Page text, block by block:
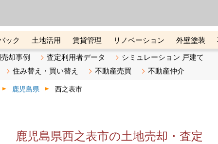
ック 土地活用 賃貸管理 リノベーション 外壁塗装
イン講座
リビンマガジンBiz 不動産売却ご相談デスク
却事例 査定利用者データ
シミュレーション 戸建て
住み替え・買い替え
不動産売買 不動産仲介
鹿児島県 西之表市
鹿児島県西之表市の土地売却・査定